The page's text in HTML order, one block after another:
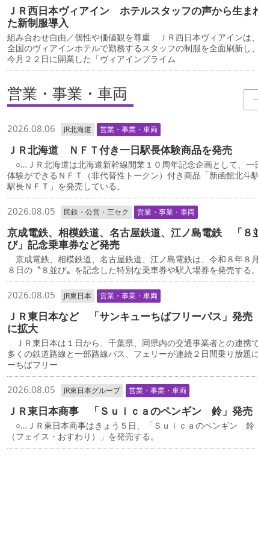
ＪＲ西日本ヴィアイン ホテルスタッフの声から生ま
た新制服導入
組み合わせ自由／個性や価値観を尊重 ＪＲ西日本ヴィアインは、
全国のヴィアインホテルで勤務するスタッフの制服を全面刷新し、
今月２２日に開業した「ヴィアインプライム
営業・事業・車両
2026.08.06 JR北海道 営業・事業・車両
ＪＲ北海道 ＮＦＴ付き一日駅長体験商品を発売
○…ＪＲ北海道は北海道新幹線開業１０周年記念企画として、一
体験ができるＮＦＴ（非代替性トークン）付き商品「新函館北斗
駅長ＮＦＴ」を発売している。
2026.08.05 民鉄・公営・三セク 営業・事業・車両
京成電鉄、相模鉄道、名古屋鉄道、江ノ島電鉄 「８
び」記念乗車券など発売
京成電鉄、相模鉄道、名古屋鉄道、江ノ島電鉄は、令和８年８月
８日の〝８並び〟を記念した特別な乗車券や駅入場券を発売する。
2026.08.05 JR東日本 営業・事業・車両
ＪＲ東日本など 「サンキューちばフリーパス」発
に拡大
ＪＲ東日本は１日から、千葉県、同県内の交通事業者との連携
多くの鉄道路線と一部路線バス、フェリーが連続２日間乗り放題
ーちばフリー
2026.08.05 JR東日本グループ 営業・事業・車両
ＪＲ東日本商事 「Ｓｕｉｃａのペンギン 鈴」発売
○…ＪＲ東日本商事はきょう５日、「Ｓｕｉｃａのペンギン 鈴
（フェイス・おすわり）」を発売する。